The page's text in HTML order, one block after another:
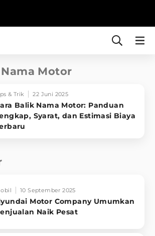
Motor
& Trik 22 Juni 2025
Balik Nama Motor: Panduan
Syarat, dan Estimasi Biaya
10 September 2025
Motor Company Umumkan
Naik Pesat